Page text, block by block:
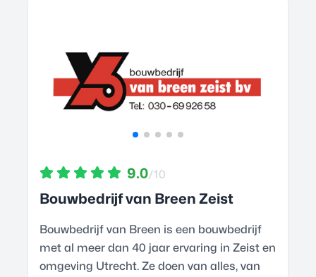
9.0/10
Bouwbedrijf van Breen Zeist
Bouwbedrijf van Breen is een bouwbedrijf
met al meer dan 40 jaar ervaring in Zeist en
omgeving Utrecht. Ze doen van alles, van